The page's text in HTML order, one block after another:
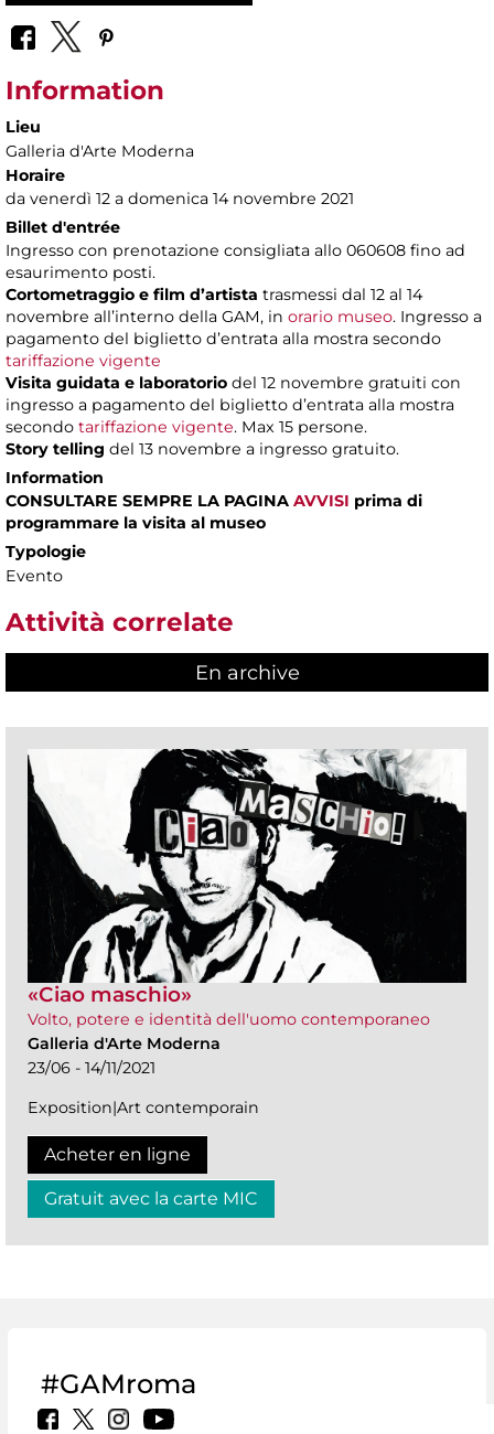
Information
Lieu
Galleria d'Arte Moderna
Horaire
da venerdì 12 a domenica 14 novembre 2021
Billet d'entrée
Ingresso con prenotazione consigliata allo 060608 fino ad
esaurimento posti.
Cortometraggio e film d’artista trasmessi dal 12 al 14
novembre all’interno della GAM, in orario museo. Ingresso a
pagamento del biglietto d’entrata alla mostra secondo
tariffazione vigente
Visita guidata e laboratorio del 12 novembre gratuiti con
ingresso a pagamento del biglietto d’entrata alla mostra
secondo tariffazione vigente. Max 15 persone.
Story telling del 13 novembre a ingresso gratuito.
Information
CONSULTARE SEMPRE LA PAGINA AVVISI prima di
programmare la visita al museo
Typologie
Evento
Attività correlate
En archive
«Ciao maschio»
Volto, potere e identità dell'uomo contemporaneo
Galleria d'Arte Moderna
23/06 - 14/11/2021
Exposition|Art contemporain
Acheter en ligne
Gratuit avec la carte MIC
#GAMroma